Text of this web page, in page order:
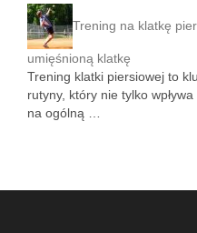
Trening na klatkę
umięśnioną klatkę
Trening klatki piersiowej to
rutyny, który nie tylko
na ogólną …